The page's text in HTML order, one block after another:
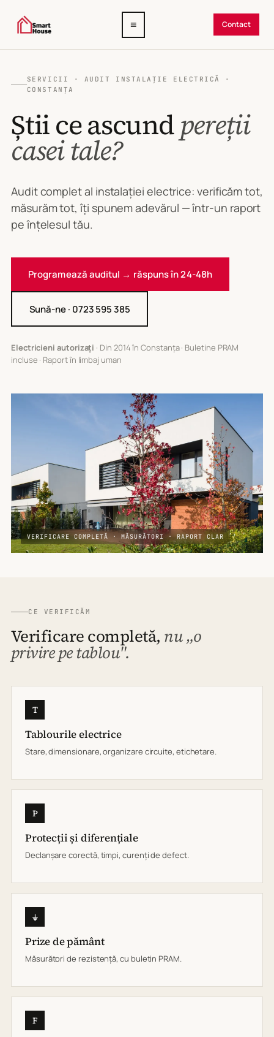
Deschide
meniul
≡ Contact
SERVICII · AUDIT INSTALAȚIE ELECTRICĂ ·
CONSTANȚA
Știi ce ascundpereții
casei tale?
Audit complet al instalației electrice: verificăm tot,
măsurăm tot, îți spunem adevărul — într-un raport
pe înțelesul tău.
Programează auditul → răspuns în 24-48h
Sună-ne · 0723 595 385
Electricieni autorizați · Din 2014 în Constanța · Buletine PRAM
incluse · Raport în limbaj uman
VERIFICARE COMPLETĂ · MĂSURĂTORI · RAPORT CLAR
CE VERIFICĂM
Verificare completă, nu „o
privire pe tablou".
T
Tablourile electrice
Stare, dimensionare, organizare circuite, etichetare.
P
Protecții și diferențiale
Declanșare corectă, timpi, curenți de defect.
⏚
Prize de pământ
Măsurători de rezistență, cu buletin PRAM.
F